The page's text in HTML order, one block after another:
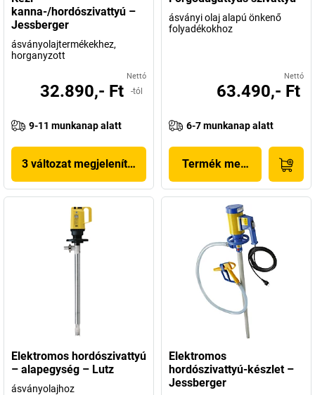
kanna-/hordószivattyú –
Jessberger
ásványolajtermékekhez,
horganyzott
Nettó
32.890,- Ft -tól
9-11 munkanap alatt
3 változat megjelenítése
ásványi olaj alapú önkenő
folyadékokhoz
Nettó
63.490,- Ft
6-7 munkanap alatt
Termék megjelenítése
Elektromos hordószivattyú
– alapegység – Lutz
ásványolajhoz
Elektromos
hordószivattyú-készlet –
Jessberger